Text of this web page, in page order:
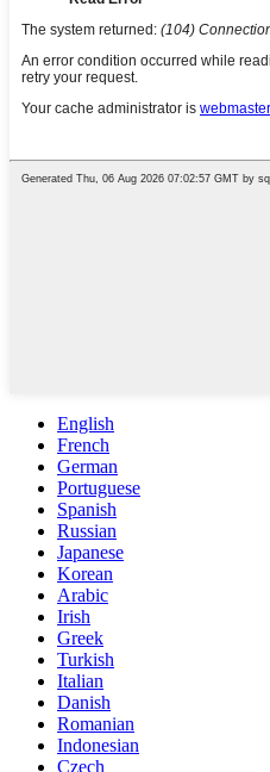
English
French
German
Portuguese
Spanish
Russian
Japanese
Korean
Arabic
Irish
Greek
Turkish
Italian
Danish
Romanian
Indonesian
Czech